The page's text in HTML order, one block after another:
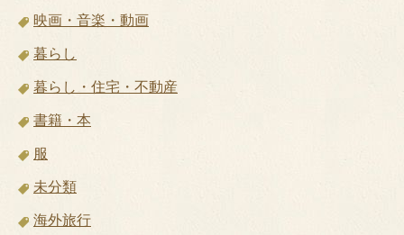
映画・音楽・動画
暮らし
暮らし・住宅・不動産
書籍・本
服
未分類
海外旅行